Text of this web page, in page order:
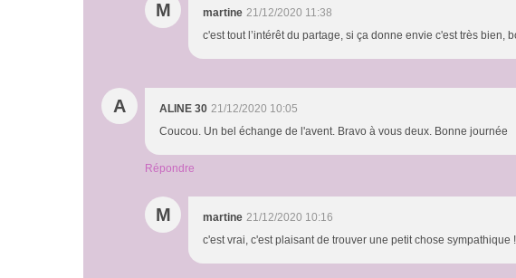
M martine 21/12/2020 11:38
c'est tout l’intérêt du partage, si ça donne envie c'est très bien,
A ALINE 30 21/12/2020 10:05
Coucou. Un bel échange de l'avent. Bravo à vous deux. Bonne journée
Répondre
M martine 21/12/2020 10:16
c'est vrai, c'est plaisant de trouver une petit chose